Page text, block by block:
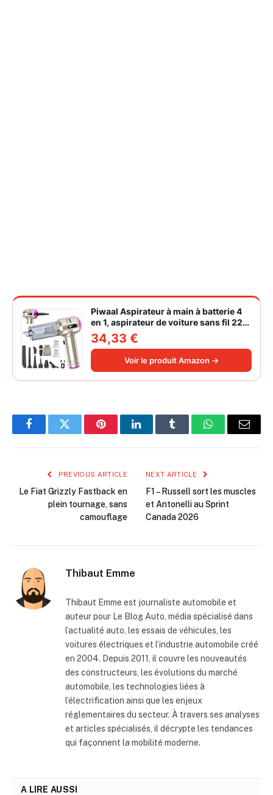
Piwaal Aspirateur à main à batterie 4
en 1, aspirateur de voiture sans fil 22
000 Pa avec moteur sans balais,
souffleur électrique à air comprimé
220 000 tr/min 3 vitesses pour poils
d'animaux
34,33 €
Voir le produit Amazon →
FacebookTwitter PinterestLinkedInTumblr WhatsAppEmail
PREVIOUS ARTICLE
Le Fiat Grizzly Fastback en
plein tournage, sans
camouflage
NEXT ARTICLE
F1 – Russell sort les muscles
et Antonelli au Sprint
Canada 2026
Thibaut Emme
Thibaut Emme est journaliste automobile et
auteur pour Le Blog Auto, média spécialisé dans
l’actualité auto, les essais de véhicules, les
voitures électriques et l’industrie automobile créé
en 2004. Depuis 2011, il couvre les nouveautés
des constructeurs, les évolutions du marché
automobile, les technologies liées à
l’électrification ainsi que les enjeux
réglementaires du secteur. À travers ses analyses
et articles spécialisés, il décrypte les tendances
qui façonnent la mobilité moderne.
A LIRE AUSSI